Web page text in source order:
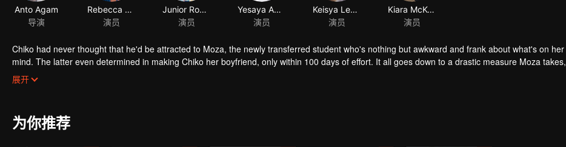
Anto Agam
导演
Rebecca Klopper
演员
Junior Roberts
演员
Yesaya Abraham
演员
Keisya Levronka
演员
Kiara McKenna
演员
Chiko had never thought that he'd be attracted to Moza, the newly transferred student who's nothing but awkward and frank about what's on her
mind. The latter even determined in making Chiko her boyfriend, only within 100 days of effort. It all goes down to a drastic measure Moza takes,
making a major plot twist: now Chiko is the one who's chasing after her.
展开
为你推荐